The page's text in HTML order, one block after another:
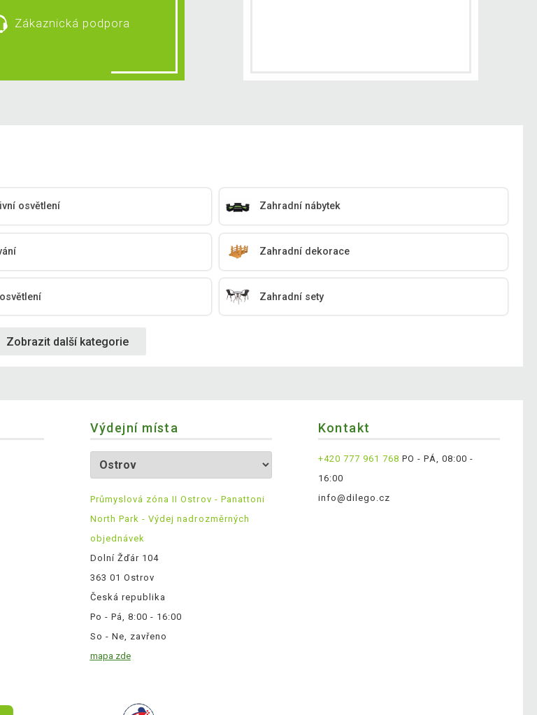
Zákaznická podpora
osvětlení Zahradní nábytek
Zahradní dekorace
Zahradní sety
Zobrazit další kategorie
Výdejní místa
Průmyslová zóna II Ostrov - Panattoni
North Park - Výdej nadrozměrných
objednávek
Dolní Žďár 104
363 01 Ostrov
Česká republika
Po - Pá, 8:00 - 16:00
So - Ne, zavřeno
mapa zde
Kontakt
+420 777 961 768 PO - PÁ, 08:00 -
16:00
info@dilego.cz